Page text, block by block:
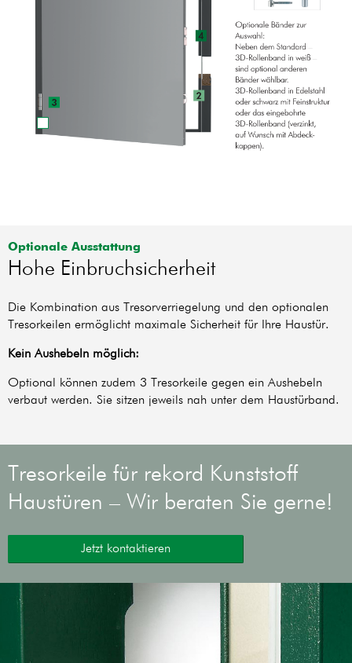
Optionale Ausstattung
Hohe Einbruchsicherheit
Die Kombination aus Tresorverriegelung und den optionalen
Tresorkeilen ermöglicht maximale Sicherheit für Ihre Haustür.
Kein Aushebeln möglich:
Optional können zudem 3 Tresorkeile gegen ein Aushebeln
verbaut werden. Sie sitzen jeweils nah unter dem Haustürband.
Tresorkeile für rekord Kunststoff
Haustüren – Wir beraten Sie gerne!
Jetzt kontaktieren